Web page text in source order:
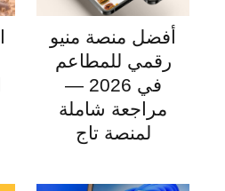
أفضل منصة منيو
رقمي للمطاعم
في 2026 —
مراجعة شاملة
لمنصة تاج